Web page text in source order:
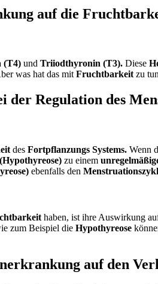
auf die
(T4) und Triiodthyronin (T3). Diese
was hat das mit Fruchtbarkeit zu
der Regulation des
des Fortpflanzungs Systems. Wenn
zu einem
ebenfalls den
haben, ist ihre Auswirkung
zum Beispiel die Hypothyreose
auf den